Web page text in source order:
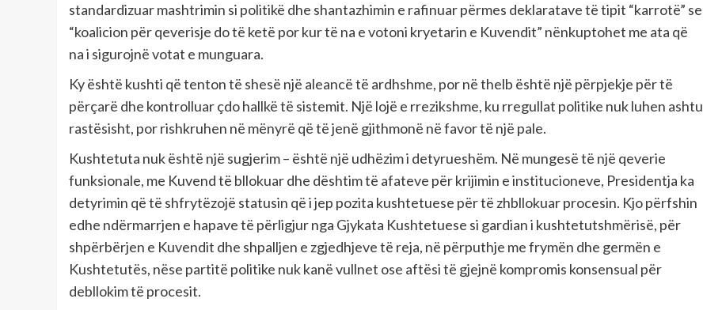
standardizuar mashtrimin si politikë dhe shantazhimin e rafinuar përmes deklaratave të tipit “karrotë” se
“koalicion për qeverisje do të ketë por kur të na e votoni kryetarin e Kuvendit” nënkuptohet me ata që
na i sigurojnë votat e munguara.
Ky është kushti që tenton të shesë një aleancë të ardhshme, por në thelb është një përpjekje për të
përçarë dhe kontrolluar çdo hallkë të sistemit. Një lojë e rrezikshme, ku rregullat politike nuk luhen ashtu
rastësisht, por rishkruhen në mënyrë që të jenë gjithmonë në favor të një pale.
Kushtetuta nuk është një sugjerim – është një udhëzim i detyrueshëm. Në mungesë të një qeverie
funksionale, me Kuvend të bllokuar dhe dështim të afateve për krijimin e institucioneve, Presidentja ka
detyrimin që të shfrytëzojë statusin që i jep pozita kushtetuese për të zhbllokuar procesin. Kjo përfshin
edhe ndërmarrjen e hapave të përligjur nga Gjykata Kushtetuese si gardian i kushtetutshmërisë, për
shpërbërjen e Kuvendit dhe shpalljen e zgjedhjeve të reja, në përputhje me frymën dhe germën e
Kushtetutës, nëse partitë politike nuk kanë vullnet ose aftësi të gjejnë kompromis konsensual për
debllokim të procesit.